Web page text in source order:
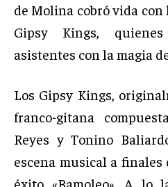
de Molina cobró vida
Gipsy Kings,
asistentes con la magia
Los Gipsy Kings,
franco-gitana
Reyes y Tonino
escena musical a finales
éxito «Bamoleo». A lo